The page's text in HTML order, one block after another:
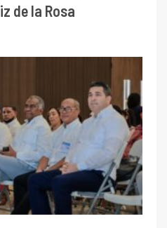
de la Rosa